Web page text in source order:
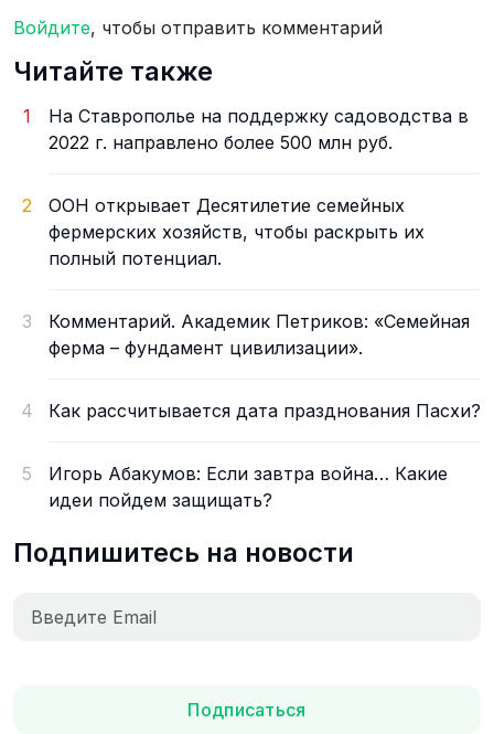
Войдите, чтобы отправить комментарий
Читайте также
1
На Ставрополье на поддержку садоводства в
2022 г. направлено более 500 млн руб.
2
ООН открывает Десятилетие семейных
фермерских хозяйств, чтобы раскрыть их
полный потенциал.
3
Комментарий. Академик Петриков: «Семейная
ферма – фундамент цивилизации».
4 Как рассчитывается дата празднования Пасхи?
5
Игорь Абакумов: Если завтра война… Какие
идеи пойдем защищать?
Подпишитесь на новости
Подписаться